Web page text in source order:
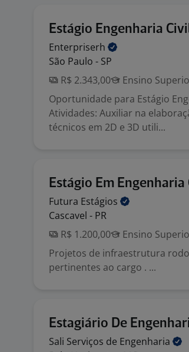
Estágio Engenharia
Enterpriserh
São Paulo - SP
R$ 2.343,00
Ensino
Oportunidade para Estágio
Atividades: Auxiliar na
técnicos em 2D e 3D utili...
Estágio Em Engenharia
Futura Estágios
Cascavel - PR
R$ 1.200,00
Ensino
Projetos de infraestrutura
pertinentes ao cargo . ...
Estagiário De
Sali Serviços de Engenharia